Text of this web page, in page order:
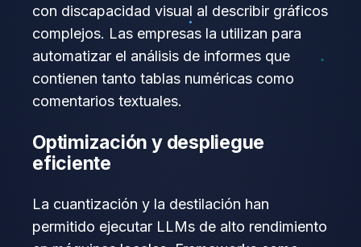
con discapacidad visual al describir gráficos
complejos. Las empresas la utilizan para
automatizar el análisis de informes que
contienen tanto tablas numéricas como
comentarios textuales.
Optimización y despliegue
eficiente
La cuantización y la destilación han
permitido ejecutar LLMs de alto rendimiento